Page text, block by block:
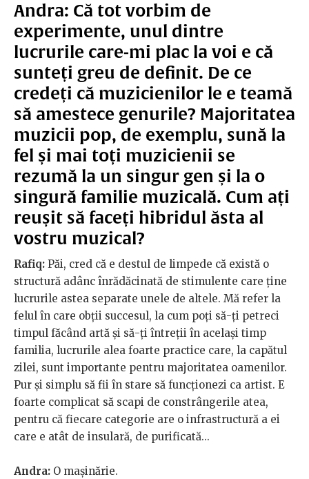
Andra: Că tot vorbim de
experimente, unul dintre
lucrurile care-mi plac la voi e că
sunteți greu de definit. De ce
credeți că muzicienilor le e teamă
să amestece genurile? Majoritatea
muzicii pop, de exemplu, sună la
fel și mai toți muzicienii se
rezumă la un singur gen și la o
singură familie muzicală. Cum ați
reușit să faceți hibridul ăsta al
vostru muzical?
Rafiq: Păi, cred că e destul de limpede că există o
structură adânc înrădăcinată de stimulente care ține
lucrurile astea separate unele de altele. Mă refer la
felul în care obții succesul, la cum poți să-ți petreci
timpul făcând artă și să-ți întreții în același timp
familia, lucrurile alea foarte practice care, la capătul
zilei, sunt importante pentru majoritatea oamenilor.
Pur și simplu să fii în stare să funcționezi ca artist. E
foarte complicat să scapi de constrângerile atea,
pentru că fiecare categorie are o infrastructură a ei
care e atât de insulară, de purificată...
Andra: O mașinărie.